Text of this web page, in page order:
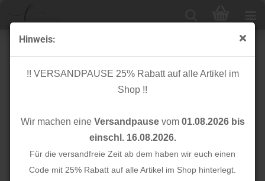
Hinweis:
!! VERSANDPAUSE 25% Rabatt auf alle Artikel im
Shop !!
Wir machen eine Versandpausevom 01.08.2026 bis
einschl. 16.08.2026.
Für die versandfreie Zeit ab dem haben wir euch einen
Code mit 25% Rabatt auf alle Artikel im Shop hinterlegt.
RESTSTÜCK 90cm !!! - Bio Jacquard - Power - Col. 02 -
Life Loves You - Hamburger Liebe - Albstoffe